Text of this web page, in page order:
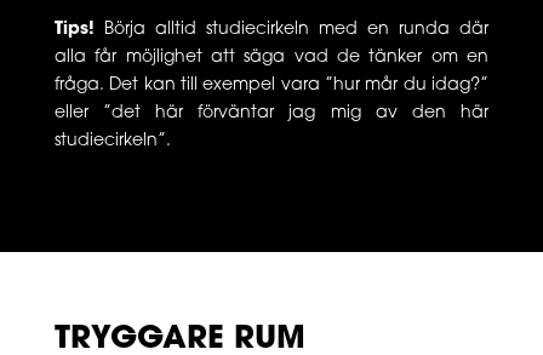
Tips! Börja alltid studiecirkeln med en runda där
alla får möjlighet att säga vad de tänker om en
fråga. Det kan till exempel vara ”hur mår du idag?”
eller ”det här förväntar jag mig av den här
studiecirkeln”.
TRYGGARE RUM